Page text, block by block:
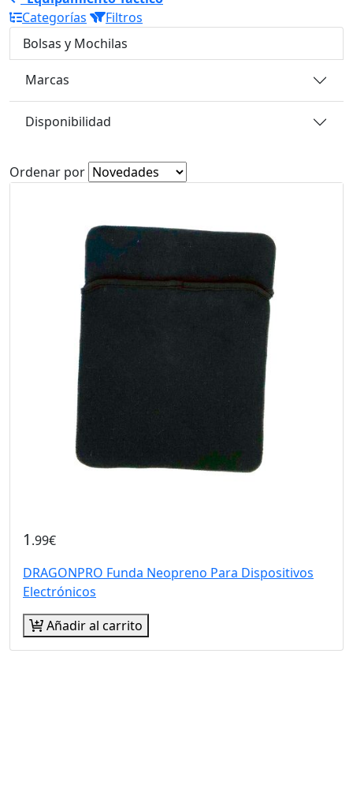
Categorías
Filtros
Bolsas y Mochilas
Marcas
Disponibilidad
Ordenar por
1 .99€
DRAGONPRO Funda Neopreno Para Dispositivos
Electrónicos
Añadir al carrito